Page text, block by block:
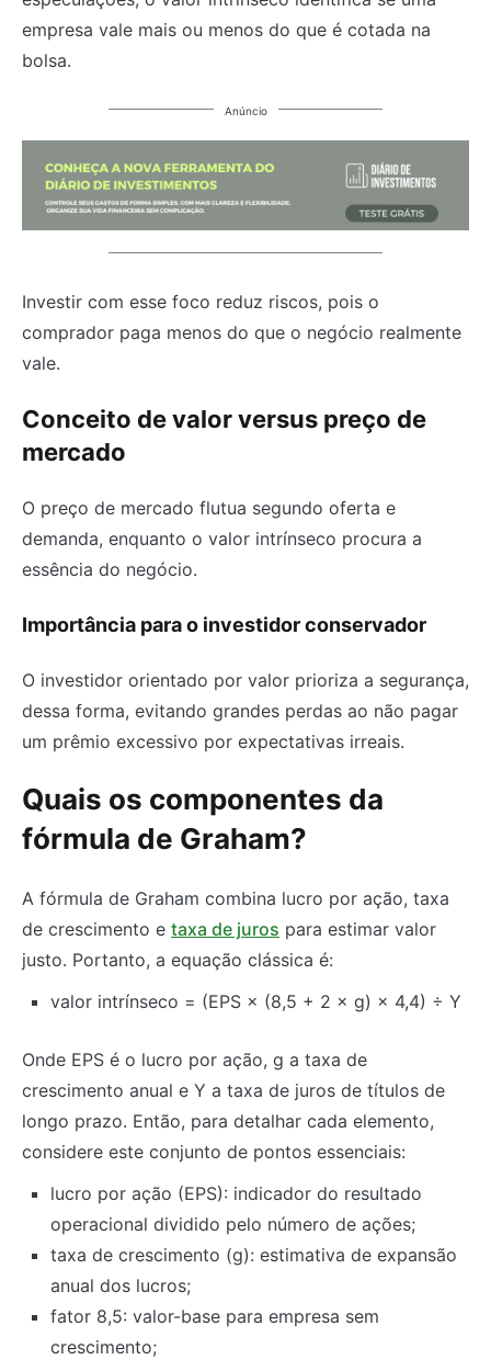
empresa vale mais ou menos do que é cotada na
bolsa.
Anúncio
Investir com esse foco reduz riscos, pois o
comprador paga menos do que o negócio realmente
vale.
Conceito de valor versus preço de
mercado
O preço de mercado flutua segundo oferta e
demanda, enquanto o valor intrínseco procura a
essência do negócio.
Importância para o investidor conservador
O investidor orientado por valor prioriza a segurança,
dessa forma, evitando grandes perdas ao não pagar
um prêmio excessivo por expectativas irreais.
Quais os componentes da
fórmula de Graham?
A fórmula de Graham combina lucro por ação, taxa
de crescimento e taxa de juros para estimar valor
justo. Portanto, a equação clássica é:
valor intrínseco = (EPS × (8,5 + 2 × g) × 4,4) ÷ Y
Onde EPS é o lucro por ação, g a taxa de
crescimento anual e Y a taxa de juros de títulos de
longo prazo. Então, para detalhar cada elemento,
considere este conjunto de pontos essenciais:
lucro por ação (EPS): indicador do resultado
operacional dividido pelo número de ações;
taxa de crescimento (g): estimativa de expansão
anual dos lucros;
fator 8,5: valor-base para empresa sem
crescimento;